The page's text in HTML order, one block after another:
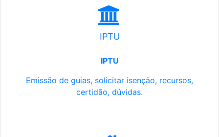
IPTU
IPTU
Emissão de guias, solicitar isenção, recursos,
certidão, dúvidas.